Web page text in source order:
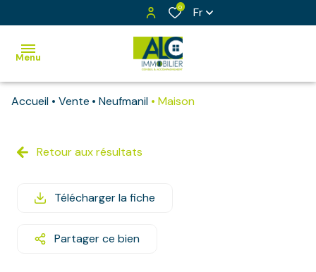
0 Fr
Menu
Maisons
Bâtiments
Immeubles
Exclusivités
Notre
Accueil Vente Neufmanil Maison
Retour aux résultats
Télécharger la fiche
Partager ce bien